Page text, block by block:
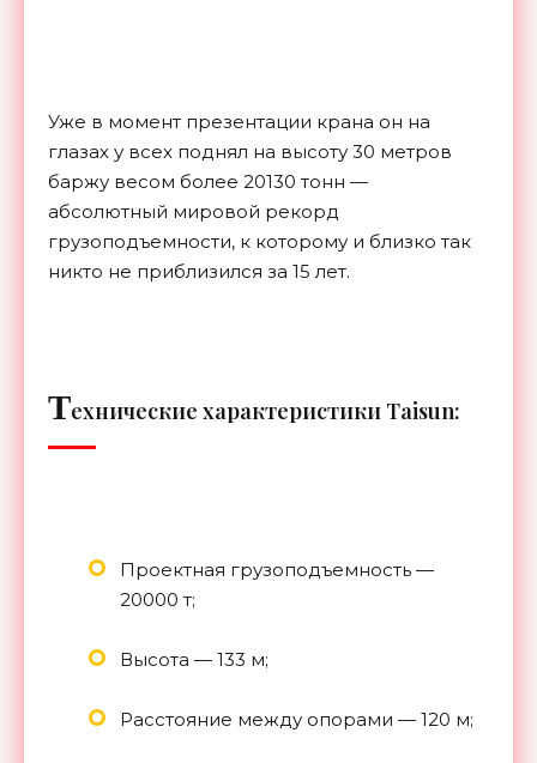
Уже в момент презентации крана он на
глазах у всех поднял на высоту 30 метров
баржу весом более 20130 тонн —
абсолютный мировой рекорд
грузоподъемности, к которому и близко так
никто не приблизился за 15 лет.
Технические характеристики Taisun:
Проектная грузоподъемность —
20000 т;
Высота — 133 м;
Расстояние между опорами — 120 м;